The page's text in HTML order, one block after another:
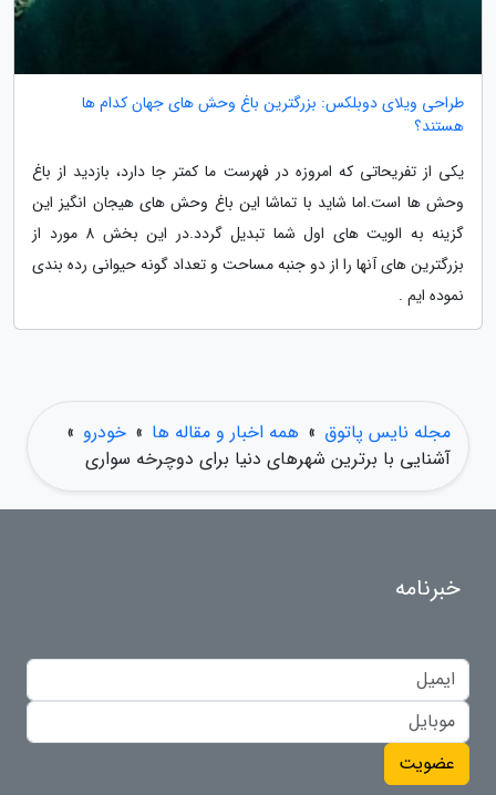
طراحی ویلای دوبلکس: بزرگترین باغ وحش های جهان کدام ها
هستند؟
یکی از تفریحاتی که امروزه در فهرست ما کمتر جا دارد، بازدید از باغ
وحش ها است.اما شاید با تماشا این باغ وحش های هیجان انگیز این
گزینه به الویت های اول شما تبدیل گردد.در این بخش 8 مورد از
بزرگترین های آنها را از دو جنبه مساحت و تعداد گونه حیوانی رده بندی
نموده ایم .
مجله نایس پاتوق » همه اخبار و مقاله ها » خودرو »
آشنایی با برترین شهرهای دنیا برای دوچرخه سواری
خبرنامه
عضویت